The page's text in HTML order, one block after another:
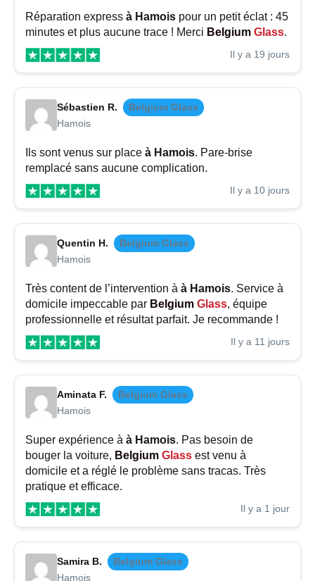
Réparation express à Hamois pour un petit éclat : 45
minutes et plus aucune trace ! Merci Belgium Glass.
Il y a 19 jours
Sébastien R.
Belgium Glass
Hamois
Ils sont venus sur place à Hamois. Pare-brise
remplacé sans aucune complication.
Il y a 10 jours
Quentin H.
Belgium Glass
Hamois
Très content de l’intervention à à Hamois. Service à
domicile impeccable par Belgium Glass, équipe
professionnelle et résultat parfait. Je recommande !
Il y a 11 jours
Aminata F.
Belgium Glass
Hamois
Super expérience à à Hamois. Pas besoin de
bouger la voiture, Belgium Glass est venu à
domicile et a réglé le problème sans tracas. Très
pratique et efficace.
Il y a 1 jour
Samira B.
Belgium Glass
Hamois